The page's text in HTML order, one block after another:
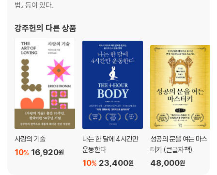
법』 등이 있다.
강주헌의 다른 상품
사랑의 기술
16,920원
10%
나는 한 달에 4시간만
운동한다
23,400원
10%
성공의 문을 여는 마스
터키 (큰글자책)
48,000원